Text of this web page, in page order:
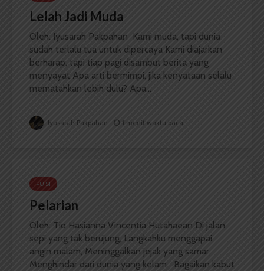
Lelah Jadi Muda
Oleh: Iyusarah Pakpahan Kami muda, tapi dunia
sudah terlalu tua untuk dipercaya Kami diajarkan
berharap, tapi tiap pagi disambut berita yang
menyayat Apa arti bermimpi, jika kenyataan selalu
mematahkan lebih dulu? Apa...
Iyusarah Pakpahan 1 menit waktu baca
PUISI
Pelarian
Oleh: Tio Hasianna Vincentia Hutahaean Di jalan
sepi yang tak berujung, Langkahku menggapai
angin malam, Meninggalkan jejak yang samar,
Menghindar dari dunia yang kelam Bagaikan kabut